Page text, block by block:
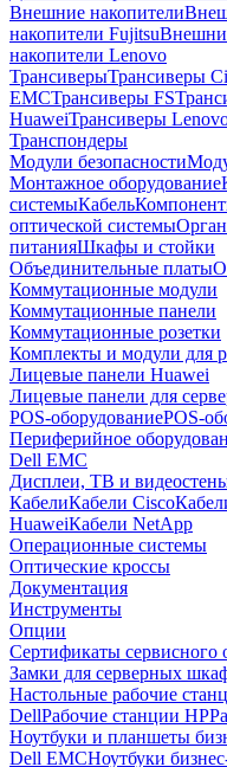
Внешние накопители
накопители Fujitsu
накопители Lenovo
ТрансиверыТрансиверы
EMCТрансиверы FS
HuaweiТрансиверы
Транспондеры
Модули безопасности
Монтажное оборудование
системыКабель
оптической системы
питанияШкафы и стойки
Объединительные платы
Коммутационные модули
Коммутационные панели
Коммутационные розетки
Комплекты и модули для
Лицевые панели Huawei
Лицевые панели для
POS-оборудованиеPOS-
Периферийное
Dell EMC
Дисплеи, ТВ и
КабелиКабели Cisco
HuaweiКабели NetApp
Операционные системы
Оптические кроссы
Документация
Инструменты
Опции
Сертификаты сервисного
Замки для серверных
Настольные рабочие
DellРабочие станции HP
Ноутбуки и планшеты
Dell EMCНоутбуки